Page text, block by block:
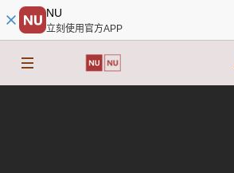
NU
立刻使用官方APP